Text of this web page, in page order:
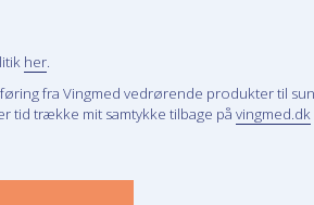
her.
fra Vingmed vedrørende produkter til
tid trække mit samtykke tilbage på vingmed.dk